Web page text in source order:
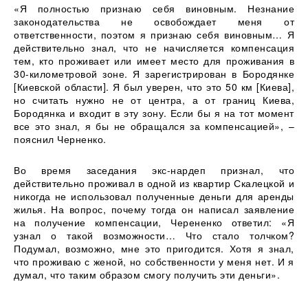
«Я полностью признаю себя виновным. Незнание
законодательства не освобождает меня от
ответственности, поэтом я признаю себя виновным… Я
действительно знал, что не начисляется компенсация
тем, кто проживает или имеет место для проживания в
30-километровой зоне. Я зарегистрирован в Бородянке
[Киевской области]. Я был уверен, что это 50 км [Киева],
но считать нужно не от центра, а от границ Киева,
Бородянка и входит в эту зону. Если бы я на тот момент
все это знал, я бы не обращался за компенсацией», –
пояснил Черненко.
Во время заседания экс-нардеп признал, что
действительно проживал в одной из квартир Скалецкой и
никогда не использовал полученные деньги для аренды
жилья. На вопрос, почему тогда он написал заявление
на получение компенсации, Черененко ответил: «Я
узнал о такой возможности… Что стало толчком?
Подумал, возможно, мне это пригодится. Хотя я знал,
что проживаю с женой, но собственности у меня нет. И я
думал, что таким образом смогу получить эти деньги».